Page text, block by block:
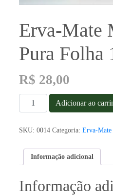
Erva-Mate
Pura Folha
R$ 28,00
Erva-
Mate
Folha
quantidade
Adicionar ao
SKU: 0014 Categoria: Erva-Mate
Informação adicional
Informação